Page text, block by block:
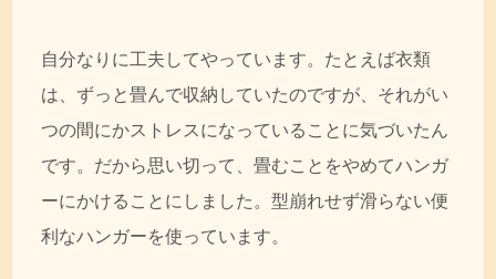
自分なりに工夫してやっています。たとえば衣類
は、ずっと畳んで収納していたのですが、それがい
つの間にかストレスになっていることに気づいたん
です。だから思い切って、畳むことをやめてハンガ
ーにかけることにしました。型崩れせず滑らない便
利なハンガーを使っています。